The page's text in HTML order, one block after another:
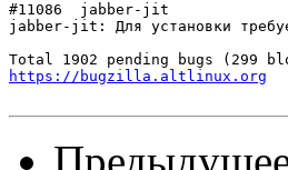
#11086	jabber-jit      	normal  	-
jabber-jit: Для установки
https://bugzilla.altlinux.org